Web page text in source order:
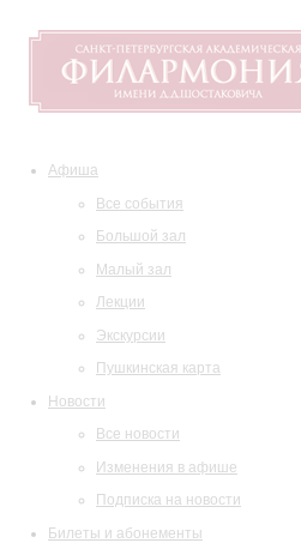
Афиша
Все события
Большой зал
Малый зал
Лекции
Экскурсии
Пушкинская карта
Новости
Все новости
Изменения в афише
Подписка на новости
Билеты и абонементы